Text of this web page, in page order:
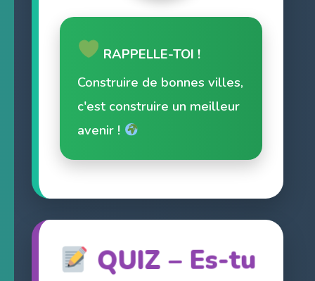
RAPPELLE-TOI !
Construire de bonnes villes,
c'est construire un meilleur
avenir !
QUIZ – Es-tu
un expert des